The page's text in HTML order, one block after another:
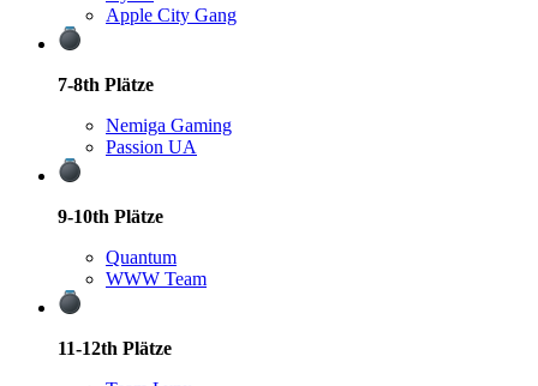
Apple City Gang
7-8th Plätze
Nemiga Gaming
Passion UA
9-10th Plätze
Quantum
WWW Team
11-12th Plätze